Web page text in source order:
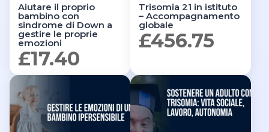
Aiutare il proprio
bambino con
sindrome di Down a
gestire le proprie
emozioni
£17.40
Trisomia 21 in istituto
– Accompagnamento
globale
£456.75